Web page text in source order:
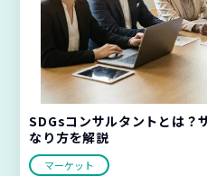
SDGsコンサルタントとは？
なり方を解説
マーケット